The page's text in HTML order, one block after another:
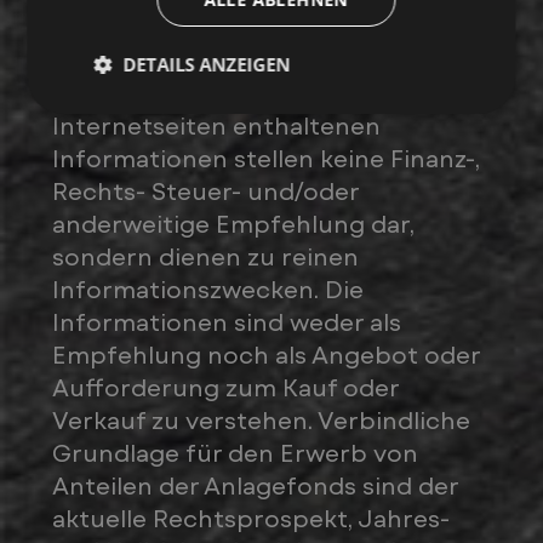
Die auf dieser Seite erwähnten
Anlagefonds eignen sich nicht für
Internetseiten enthaltenen
Informationen stellen keine Finanz-,
Rechts- Steuer- und/oder
anderweitige Empfehlung dar,
sondern dienen zu reinen
Informationszwecken. Die
Informationen sind weder als
Empfehlung noch als Angebot oder
Aufforderung zum Kauf oder
Verkauf zu verstehen. Verbindliche
Grundlage für den Erwerb von
Anteilen der Anlagefonds sind der
aktuelle Rechtsprospekt, Jahres-
Bank Julius Bär AG
110519576
Währung CHF
Domizilland Schweiz
Anlagekategorie Mischfonds
Ausgabe / Rücknahme Täglich
Bewertung /
Inventarwert
Täglich, basierend auf den
Schlusskursen vom Vortag
Ausschüttung / Dividendekeine; thesaurierend
Vertriebszulassung Schweiz
DETAILS ANZEIGEN